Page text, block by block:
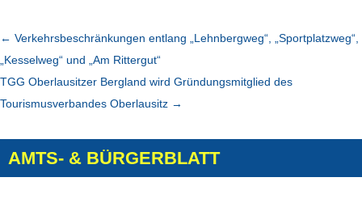
← Verkehrsbeschränkungen entlang „Lehnbergweg“, „Sportplatzweg“,
„Kesselweg“ und „Am Rittergut“
TGG Oberlausitzer Bergland wird Gründungsmitglied des
Tourismusverbandes Oberlausitz →
AMTS- & BÜRGERBLATT